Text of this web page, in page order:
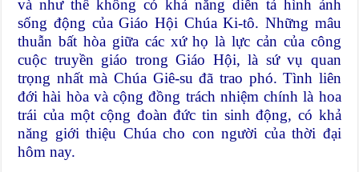
và như thế không có khả năng diễn tả hình ảnh
sống động của Giáo Hội Chúa Ki-tô. Những mâu
thuẫn bất hòa giữa các xứ họ là lực cản của công
cuộc truyền giáo trong Giáo Hội, là sứ vụ quan
trọng nhất mà Chúa Giê-su đã trao phó. Tình liên
đới hài hòa và cộng đồng trách nhiệm chính là hoa
trái của một cộng đoàn đức tin sinh động, có khả
năng giới thiệu Chúa cho con người của thời đại
hôm nay.